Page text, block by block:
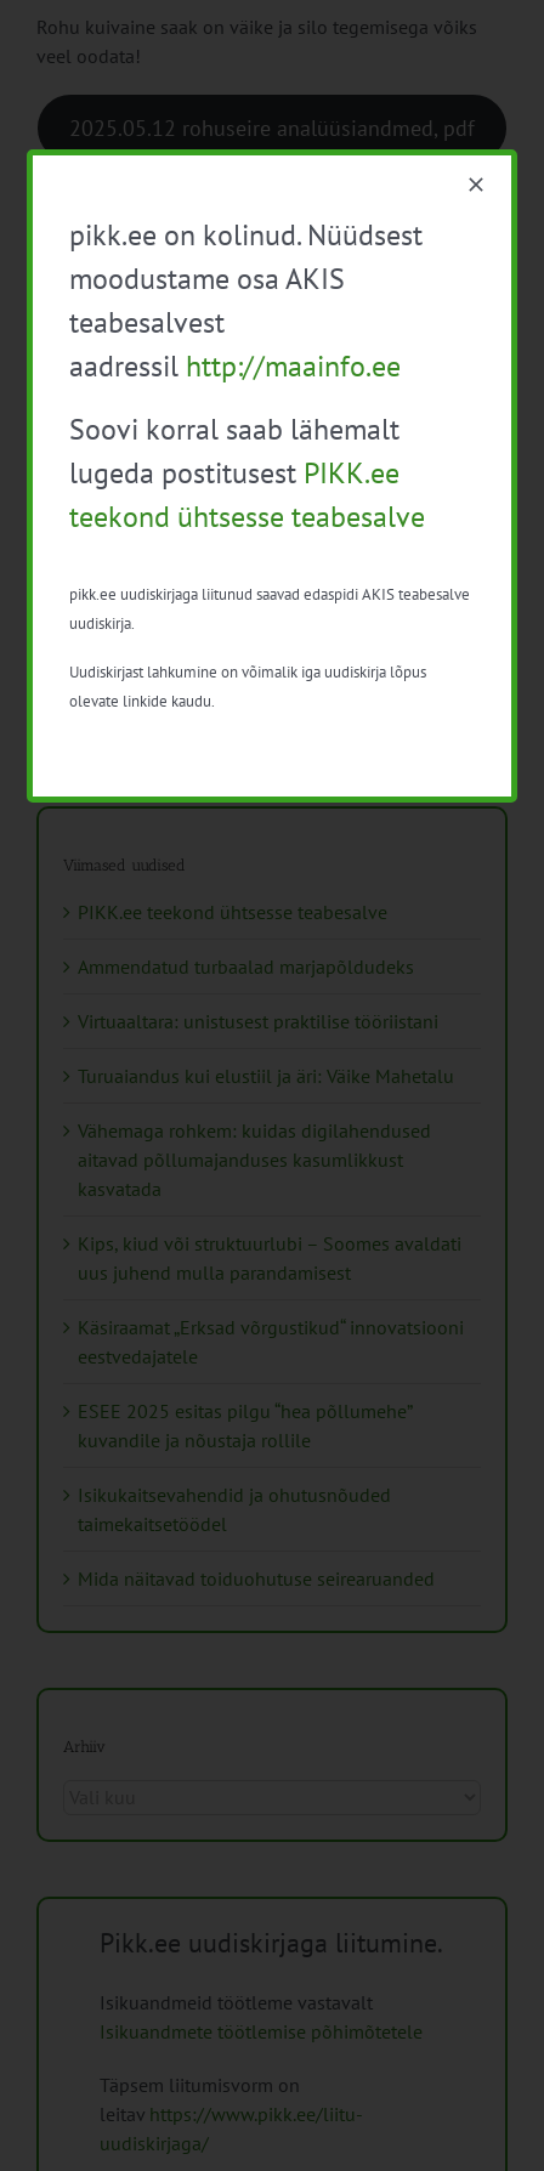
Rohu kuivaine saak on väike ja silo tegemisega võiks
veel oodata!
2025.05.12 rohuseire analüüsiandmed, pdf
PIKK.ee teekond ühtsesse
teabesalve
25. juuli 2026
Viimased uudised
PIKK.ee teekond ühtsesse teabesalve
Ammendatud turbaalad marjapõldudeks
Virtuaaltara: unistusest praktilise tööriistani
Turuaiandus kui elustiil ja äri: Väike Mahetalu
Vähemaga rohkem: kuidas digilahendused
aitavad põllumajanduses kasumlikkust
kasvatada
Kips, kiud või struktuurlubi – Soomes avaldati
uus juhend mulla parandamisest
Käsiraamat „Erksad võrgustikud“ innovatsiooni
eestvedajatele
ESEE 2025 esitas pilgu “hea põllumehe”
kuvandile ja nõustaja rollile
Isikukaitsevahendid ja ohutusnõuded
taimekaitsetöödel
Mida näitavad toiduohutuse seirearuanded
Arhiiv
Pikk.ee uudiskirjaga liitumine.
Isikuandmeid töötleme vastavalt
Isikuandmete töötlemise põhimõtetele
Täpsem liitumisvorm on
leitav https://www.pikk.ee/liitu-
uudiskirjaga/
pikk.ee on kolinud. Nüüdsest
moodustame osa AKIS
teabesalvest
aadressil http://maainfo.ee
Soovi korral saab lähemalt
lugeda postitusest PIKK.ee
teekond ühtsesse teabesalve
pikk.ee uudiskirjaga liitunud saavad edaspidi AKIS teabesalve
uudiskirja.
Uudiskirjast lahkumine on võimalik iga uudiskirja lõpus
olevate linkide kaudu.